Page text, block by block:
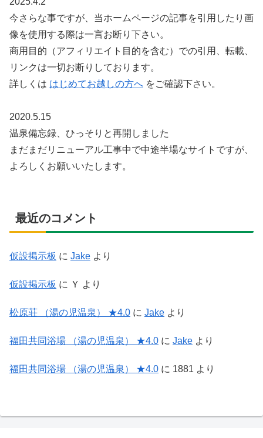
今さらな事ですが、当ホームページの記事を引用したり画
像を使用する際は一言お断り下さい。
商用目的（アフィリエイト目的を含む）での引用、転載、
リンクは一切お断りしております。
詳しくは はじめてお越しの方へ をご確認下さい。
2020.5.15
温泉備忘録、ひっそりと再開しました
まだまだリニューアル工事中で中途半場なサイトですが、
よろしくお願いいたします。
最近のコメント
仮設掲示板 に Jake より
仮設掲示板 に Ｙ より
松原荘 （湯の児温泉） ★4.0 に Jake より
福田共同浴場 （湯の児温泉） ★4.0 に Jake より
福田共同浴場 （湯の児温泉） ★4.0 に 1881 より